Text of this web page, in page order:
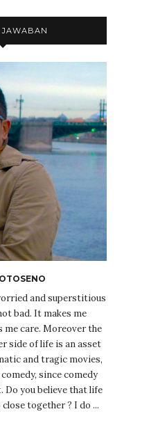
JAWABAN
and superstitious
bad. It makes me
care. Moreover the
side of life is an asset
and tragic movies,
since comedy
Do you believe that life
together ? I do ...